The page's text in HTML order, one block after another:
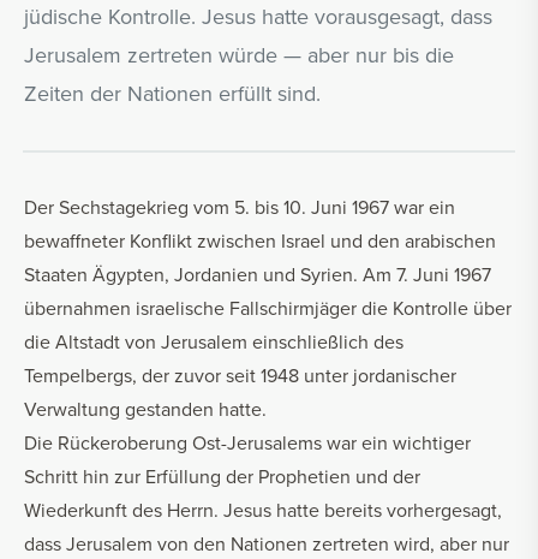
jüdische Kontrolle. Jesus hatte vorausgesagt, dass
Jerusalem zertreten würde — aber nur bis die
Zeiten der Nationen erfüllt sind.
Der Sechstagekrieg vom 5. bis 10. Juni 1967 war ein
bewaffneter Konflikt zwischen Israel und den arabischen
Staaten Ägypten, Jordanien und Syrien. Am 7. Juni 1967
übernahmen israelische Fallschirmjäger die Kontrolle über
die Altstadt von Jerusalem einschließlich des
Tempelbergs, der zuvor seit 1948 unter jordanischer
Verwaltung gestanden hatte.
Die Rückeroberung Ost-Jerusalems war ein wichtiger
Schritt hin zur Erfüllung der Prophetien und der
Wiederkunft des Herrn. Jesus hatte bereits vorhergesagt,
dass Jerusalem von den Nationen zertreten wird, aber nur